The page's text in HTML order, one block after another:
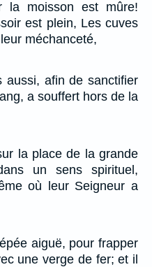
la moisson est mûre!
est plein, Les cuves
méchanceté,
aussi, afin de sanctifier
a souffert hors de la
la place de la grande
un sens spirituel,
où leur Seigneur a
aiguë, pour frapper
une verge de fer; et il